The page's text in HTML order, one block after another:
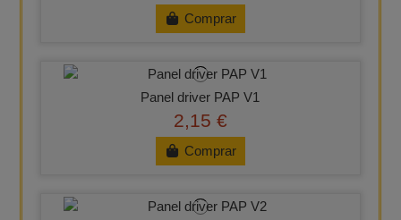
Comprar
Panel driver PAP V1
2,15 €
Comprar